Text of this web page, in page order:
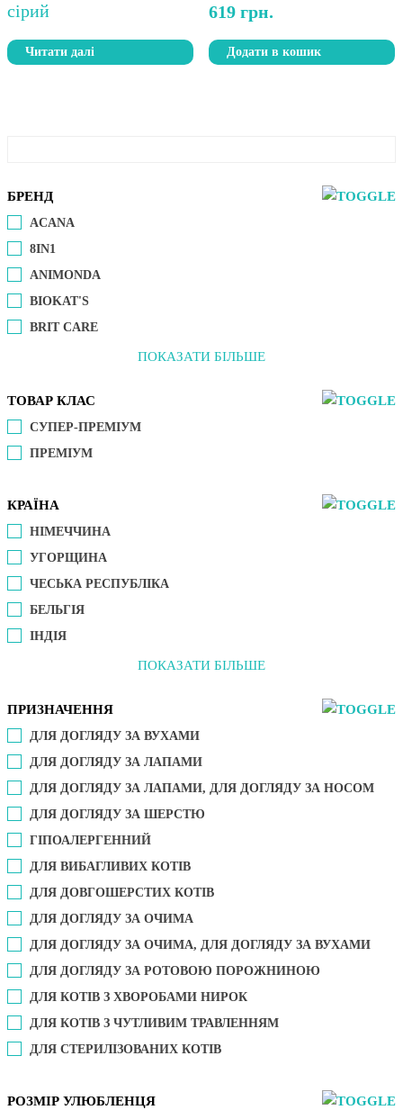
Читати далі
619 грн.
Додати в кошик
БРЕНД
ACANA
8IN1
ANIMONDA
BIOKAT'S
BRIT CARE
ПОКАЗАТИ БІЛЬШЕ
ТОВАР КЛАС
СУПЕР-ПРЕМІУМ
ПРЕМІУМ
КРАЇНА
НІМЕЧЧИНА
УГОРЩИНА
ЧЕСЬКА РЕСПУБЛІКА
БЕЛЬГІЯ
ІНДІЯ
ПОКАЗАТИ БІЛЬШЕ
ПРИЗНАЧЕННЯ
ДЛЯ ДОГЛЯДУ ЗА ВУХАМИ
ДЛЯ ДОГЛЯДУ ЗА ЛАПАМИ
ДЛЯ ДОГЛЯДУ ЗА ЛАПАМИ, ДЛЯ ДОГЛЯДУ ЗА НОСОМ
ДЛЯ ДОГЛЯДУ ЗА ШЕРСТЮ
ГІПОАЛЕРГЕННИЙ
ДЛЯ ВИБАГЛИВИХ КОТІВ
ДЛЯ ДОВГОШЕРСТИХ КОТІВ
ДЛЯ ДОГЛЯДУ ЗА ОЧИМА
ДЛЯ ДОГЛЯДУ ЗА ОЧИМА, ДЛЯ ДОГЛЯДУ ЗА ВУХАМИ
ДЛЯ ДОГЛЯДУ ЗА РОТОВОЮ ПОРОЖНИНОЮ
ДЛЯ КОТІВ З ХВОРОБАМИ НИРОК
ДЛЯ КОТІВ З ЧУТЛИВИМ ТРАВЛЕННЯМ
ДЛЯ СТЕРИЛІЗОВАНИХ КОТІВ
РОЗМІР УЛЮБЛЕНЦЯ